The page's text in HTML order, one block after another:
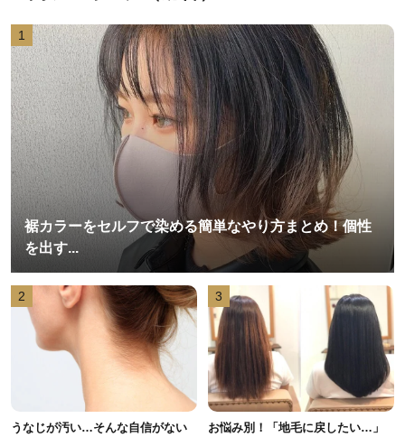
1
裾カラーをセルフで染める簡単なやり方まとめ！個性
を出す...
2
うなじが汚い…そんな自信がない
3
お悩み別！「地毛に戻したい…」